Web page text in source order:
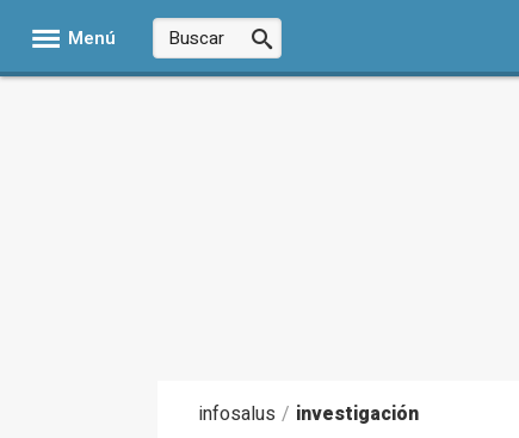
Menú
infosalus / investigación